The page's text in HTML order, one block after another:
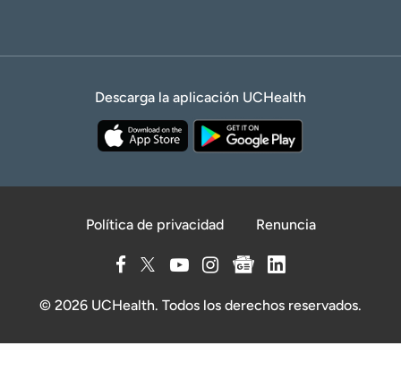
Descarga la aplicación UCHealth
Política de privacidad Renuncia
© 2026 UCHealth. Todos los derechos reservados.